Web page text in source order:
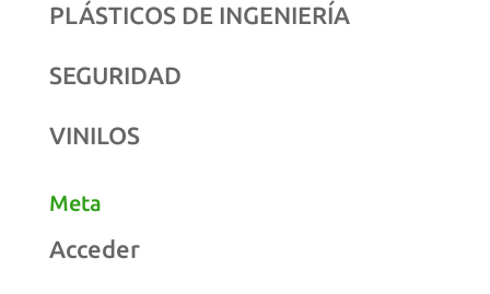
PLÁSTICOS DE INGENIERÍA
SEGURIDAD
VINILOS
Meta
Acceder